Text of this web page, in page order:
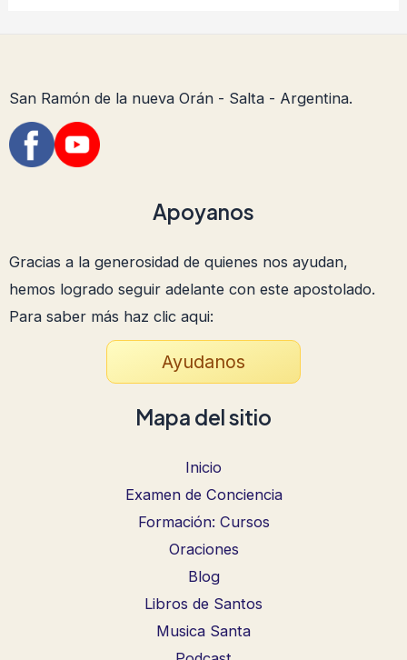
San Ramón de la nueva Orán - Salta - Argentina.
Apoyanos
Gracias a la generosidad de quienes nos ayudan,
hemos logrado seguir adelante con este apostolado.
Para saber más haz clic aqui:
Ayudanos
Mapa del sitio
Inicio
Examen de Conciencia
Formación: Cursos
Oraciones
Blog
Libros de Santos
Musica Santa